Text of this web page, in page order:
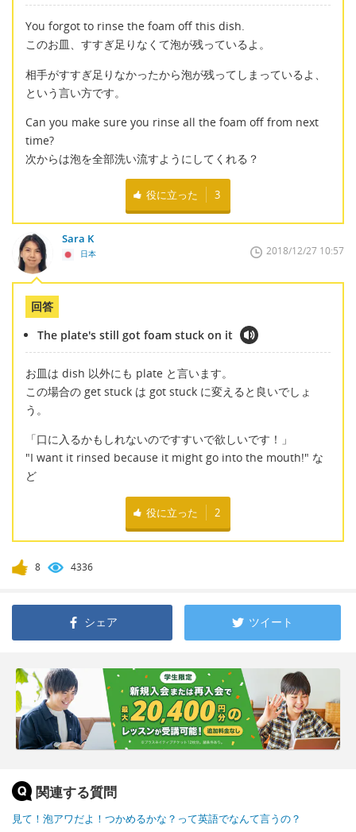
You forgot to rinse the foam off this dish.
このお皿、すすぎ足りなくて泡が残っているよ。
相手がすすぎ足りなかったから泡が残ってしまっているよ、
という言い方です。
Can you make sure you rinse all the foam off from next
time?
次からは泡を全部洗い流すようにしてくれる？
役に立った 3
Sara K
日本 2018/12/27 10:57
回答
The plate's still got foam stuck on it
お皿は dish 以外にも plate と言います。
この場合の get stuck は got stuck に変えると良いでしょ
う。
「口に入るかもしれないのですすいで欲しいです！」
"I want it rinsed because it might go into the mouth!" な
ど
役に立った 2
8 4336
シェア ツイート
関連する質問
見て！泡アワだよ！つかめるかな？って英語でなんて言うの？